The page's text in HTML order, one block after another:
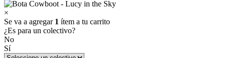
×
Se va a agregar 1 ítem a tu carrito
¿Es para un colectivo?
No
Sí